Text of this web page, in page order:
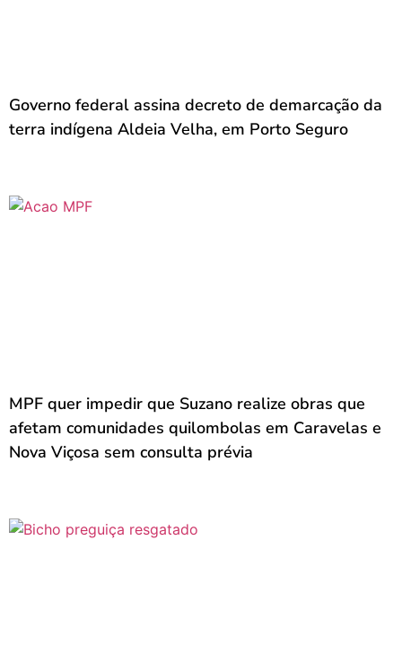
Governo federal assina decreto de demarcação da
terra indígena Aldeia Velha, em Porto Seguro
MPF quer impedir que Suzano realize obras que
afetam comunidades quilombolas em Caravelas e
Nova Viçosa sem consulta prévia